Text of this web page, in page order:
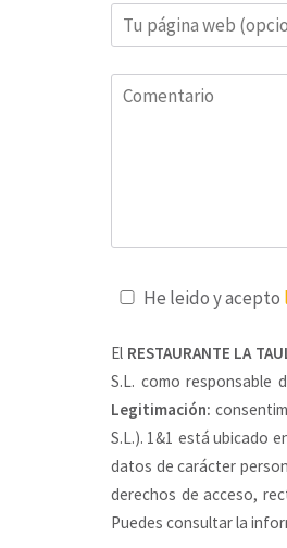
He leido y acepto
El RESTAURANTE LA
S.L. como responsable
Legitimación:
S.L.). 1&1 está ubicado
datos de carácter
derechos de acceso,
Puedes consultar la